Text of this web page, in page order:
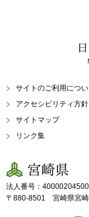
サイトのご利用につ
アクセシビリティ方針
サイトマップ
リンク集
宮崎県
法人番号：
〒880-8501 宮崎県宮